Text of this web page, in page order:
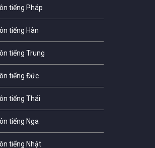
tiếng Pháp
tiếng Hàn
tiếng Trung
tiếng Đức
tiếng Thái
tiếng Nga
tiếng Nhật